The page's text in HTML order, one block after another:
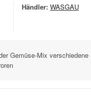
Händler: WASGAU
Gemüse-Mix verschiedene